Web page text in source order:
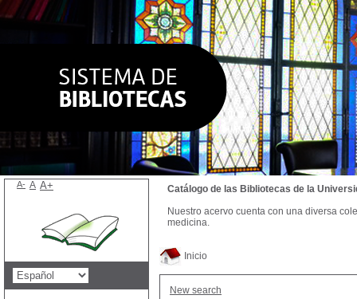
Inicio
New search
Catálogo de las Bibliotecas de la
Nuestro acervo cuenta con una diversa
medicina.
A- A A+